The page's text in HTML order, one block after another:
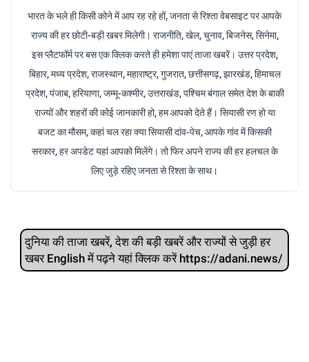
भारत के भले ही किसी कोने में आप रह रहे हों, जनता से रिश्ता वेबसाइट पर आपके
राज्य की हर छोटी-बड़ी खबर मिलेगी। राजनीति, खेल, चुनाव, बिजनेस, सिनेमा,
इस प्लैटफॉर्म पर बस एक क्लिक करते ही हमेशा पाएं ताजा खबरें। उत्तर प्रदेश,
बिहार, मध्य प्रदेश, राजस्थान, महाराष्ट्र, गुजरात, छत्तीसगढ़, झारखंड, हिमाचल
प्रदेश, पंजाब, हरियाणा, जम्मू-कश्मीर, उत्तराखंड, पश्चिम बंगाल समेत देश के बाकी
राज्यों और शहरों की कोई जानकारी हो, हम आपको देते हैं। सियासी रण हो या
बजट का मौसम, कहां चल रहा क्या सियासी दांव-पेच, आपके गांव में किसकी
सरकार, हर अपडेट यहां आपको मिलेंगे। तो फिर अपने राज्य की हर हलचल के
लिए जुड़े रहिए जनता से रिश्ता के साथ।
दुनिया की ताजा खबरें, देश की बड़ी खबरें और राज्‍यों से जुड़ी हर
खबर English में पढ़ने यहां क्लिक करें https://adani.news/